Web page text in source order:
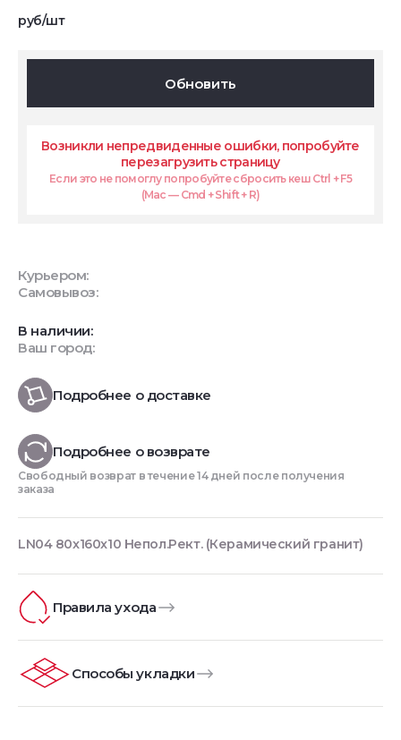
руб/шт
Обновить
Возникли непредвиденные ошибки, попробуйте
перезагрузить страницу
Если это не помоглу попробуйте сбросить кеш Ctrl + F5
(Mac — Cmd + Shift + R)
Курьером:
Самовывоз:
В наличии:
Ваш город:
Подробнее о доставке
Подробнее о возврате
Свободный возврат в течение 14 дней после получения
заказа
LN04 80x160x10 Непол.Рект. (Керамический гранит)
Правила ухода
Способы укладки